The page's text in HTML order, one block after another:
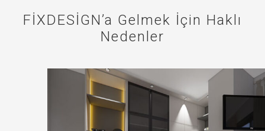
FİXDESİGN’a Gelmek İçin Haklı
Nedenler